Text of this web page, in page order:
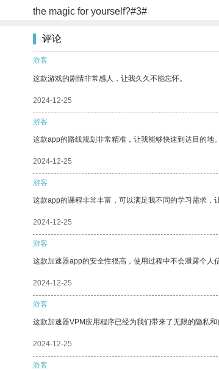
the magic for yourself?#3#
评论
游客
这款游戏的剧情非常感人，让我久久不能忘怀。
2024-12-25
游客
这款app的路线规划非常精准，让我能够快速到达目的地。
2024-12-25
游客
这款app的课程非常丰富，可以满足我不同的学习需求，
2024-12-25
游客
这款加速器app的安全性很高，使用过程中不会泄露个人
2024-12-25
游客
这款加速器VPM应用程序已经为我们带来了无限的隐私和
2024-12-25
游客